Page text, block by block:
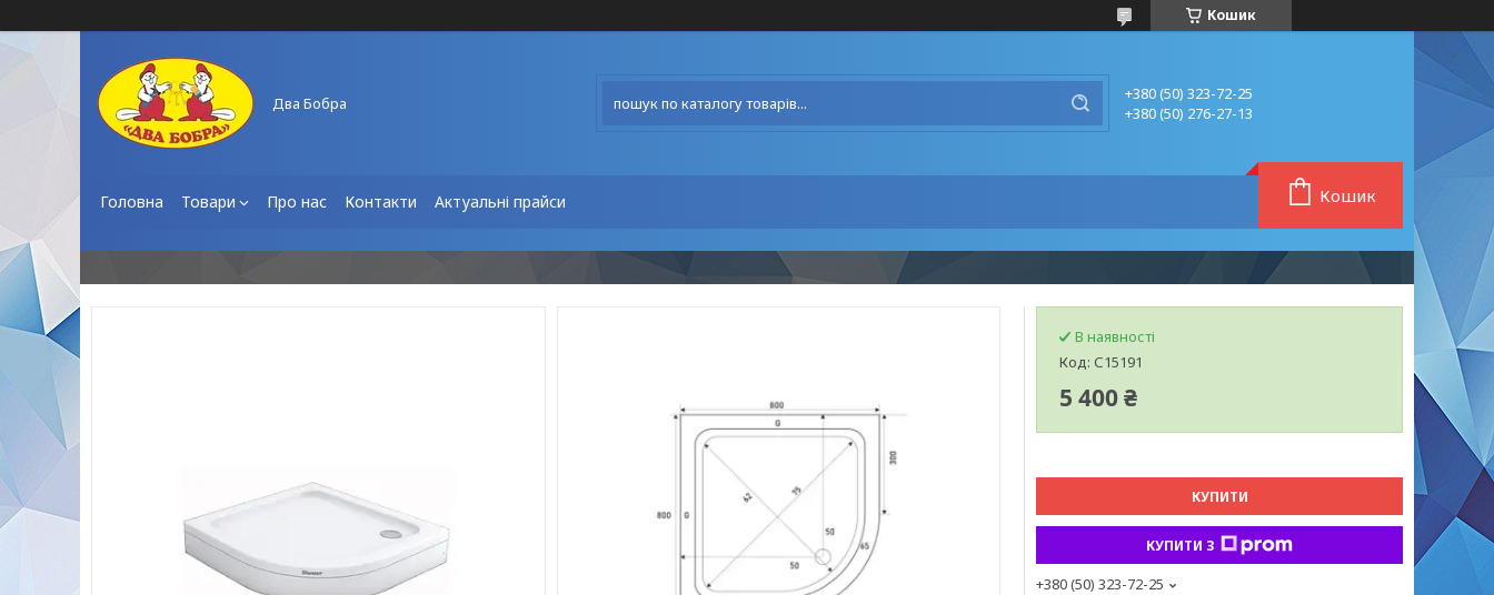
Кошик
Два Бобра
+380 (50) 323-72-25
+380 (50) 276-27-13
Головна Товари Про нас Контакти Актуальні прайси Кошик
В наявності
Код: С15191
5 400 ₴
КУПИТИ
КУПИТИ З
+380 (50) 323-72-25